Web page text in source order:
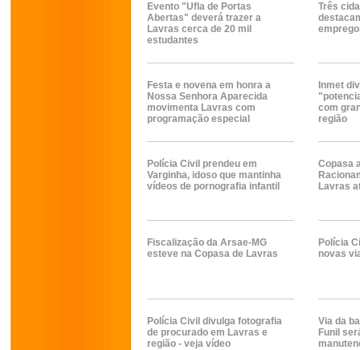
Evento "Ufla de Portas
Abertas" deverá trazer a
Lavras cerca de 20 mil
estudantes
Três
Festa e novena em honra a
Nossa Senhora Aparecida
movimenta Lavras com
programação especial
Inmet
com
região
Polícia Civil prendeu em
Varginha, idoso que mantinha
vídeos de pornografia infantil
Copasa
Lavras
Fiscalização da Arsae-MG
esteve na Copasa de Lavras
Polícia
novas
Polícia Civil divulga fotografia
de procurado em Lavras e
região - veja vídeo
Via da
Funil